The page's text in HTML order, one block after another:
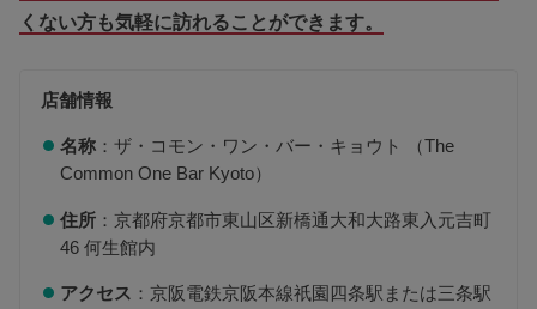
くない方も気軽に訪れることができます。
店舗情報
名称：ザ・コモン・ワン・バー・キョウト （The
Common One Bar Kyoto）
住所：京都府京都市東山区新橋通大和大路東入元吉町
46 何生館内
アクセス ：京阪電鉄京阪本線祇園四条駅または三条駅